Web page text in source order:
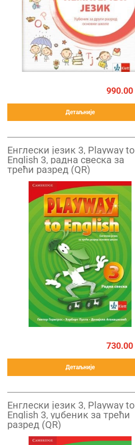
990.00
Детаљније
Енглески језик 3, Playway to
English 3, радна свеска за
трећи разред (QR)
730.00
Детаљније
Енглески језик 3, Playway to
English 3, уџбеник за трећи
разред (QR)